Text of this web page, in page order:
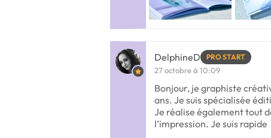
DelphineD PRO START
27 octobre à 10:09
Bonjour, je graphiste
ans. Je suis spécialisée
Je réalise également tout
l’impression. Je suis rapide